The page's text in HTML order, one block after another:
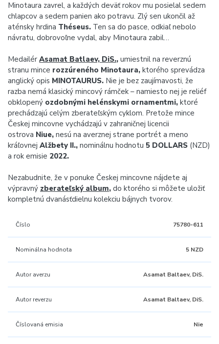
Minotaura zavrel, a každých deväť rokov mu posielal sedem
chlapcov a sedem panien ako potravu. Zlý sen ukončil až
aténsky hrdina Théseus. Ten sa do pasce, odkiaľ nebolo
návratu, dobrovoľne vydal, aby Minotaura zabil…
Medailér Asamat Batlaev, DiS., umiestnil na reverznú
stranu mince rozzúreného Minotaura, ktorého sprevádza
anglický opis MINOTAURUS. Nie je bez zaujímavosti, že
razba nemá klasický mincový rámček – namiesto nej je reliéf
obklopený ozdobnými helénskymi ornamentmi, ktoré
prechádzajú celým zberateľským cyklom. Pretože mince
Českej mincovne vychádzajú v zahraničnej licencii
ostrova Niue, nesú na averznej strane portrét a meno
kráľovnej Alžbety II., nominálnu hodnotu 5 DOLLARS (NZD)
a rok emisie 2022.
Nezabudnite, že v ponuke Českej mincovne nájdete aj
výpravný zberateľský album, do ktorého si môžete uložiť
kompletnú dvanásťdielnu kolekciu bájnych tvorov.
Číslo 75780-611
Nominálna hodnota 5 NZD
Autor averzu Asamat Baltaev, DiS.
Autor reverzu Asamat Baltaev, DiS.
Číslovaná emisia Nie